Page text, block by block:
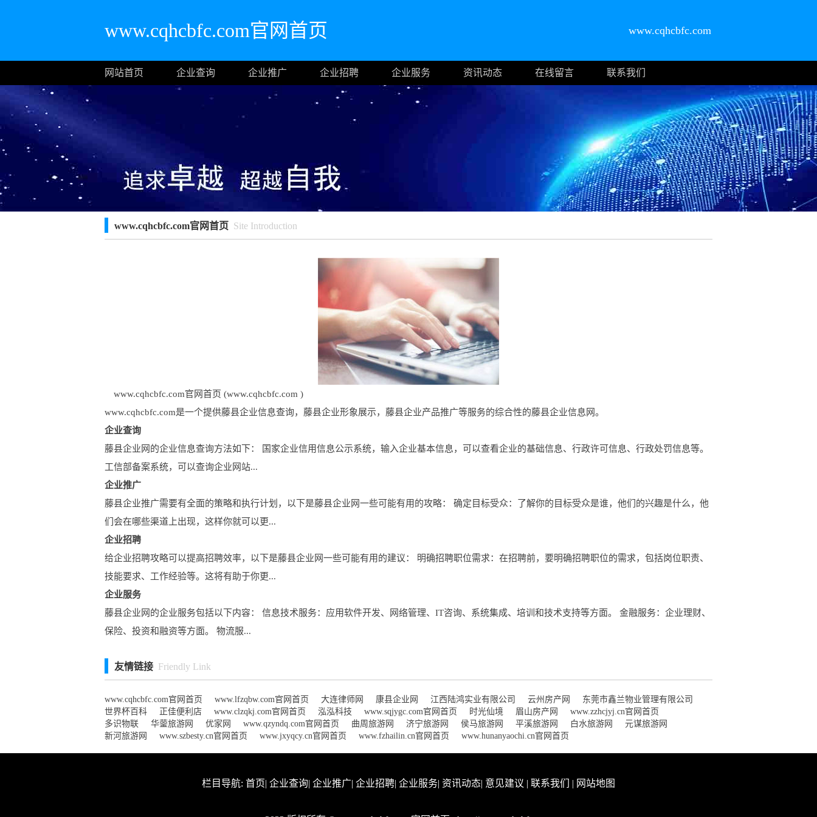
www.cqhcbfc.com官网首页 www.cqhcbfc.com
网站首页 企业查询 企业推广 企业招聘 企业服务 资讯动态 在线留言 联系我们
www.cqhcbfc.com官网首页 Site Introduction
www.cqhcbfc.com官网首页 (www.cqhcbfc.com )
www.cqhcbfc.com是一个提供藤县企业信息查询，藤县企业形象展示，藤县企业产品推广等服务的综合性的藤县企业信息网。
企业查询
藤县企业网的企业信息查询方法如下： 国家企业信用信息公示系统，输入企业基本信息，可以查看企业的基础信息、行政许可信息、行政处罚信息等。
工信部备案系统，可以查询企业网站...
企业推广
藤县企业推广需要有全面的策略和执行计划，以下是藤县企业网一些可能有用的攻略： 确定目标受众：了解你的目标受众是谁，他们的兴趣是什么，他
们会在哪些渠道上出现，这样你就可以更...
企业招聘
给企业招聘攻略可以提高招聘效率，以下是藤县企业网一些可能有用的建议： 明确招聘职位需求：在招聘前，要明确招聘职位的需求，包括岗位职责、
技能要求、工作经验等。这将有助于你更...
企业服务
藤县企业网的企业服务包括以下内容： 信息技术服务：应用软件开发、网络管理、IT咨询、系统集成、培训和技术支持等方面。 金融服务：企业理财、
保险、投资和融资等方面。 物流服...
友情链接 Friendly Link
www.cqhcbfc.com官网首页 www.lfzqbw.com官网首页 大连律师网 康县企业网 江西陆鸿实业有限公司 云州房产网
东莞市鑫兰物业管理有限公司
世界杯百科
正佳便利店 www.clzqkj.com官网首页 泓泓科技 www.sqjygc.com官网首页 时光仙境 眉山房产网
www.zzhcjyj.cn官网首页
多识物联
华蓥旅游网 优家网 www.qzyndq.com官网首页 曲周旅游网 济宁旅游网 侯马旅游网 平溪旅游网 白水旅游网
元谋旅游网
新河旅游网
www.szbesty.cn官网首页 www.jxyqcy.cn官网首页 www.fzhailin.cn官网首页 www.hunanyaochi.cn官网首页
栏目导航: 首页| 企业查询| 企业推广| 企业招聘| 企业服务| 资讯动态| 意见建议 | 联系我们 | 网站地图